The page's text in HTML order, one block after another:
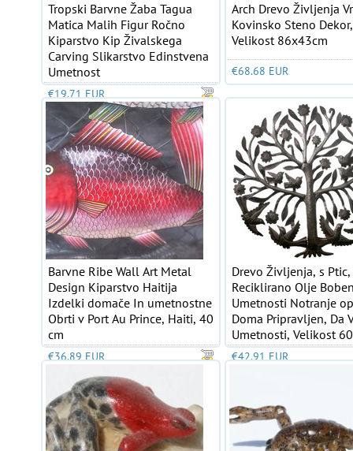
Tropski Barvne Žaba Tagua
Matica Malih Figur Ročno
Kiparstvo Kip Živalskega
Carving Slikarstvo Edinstvena
Umetnost
€19.71 EUR
Arch Drevo Življenja
Kovinsko Steno Dekor,
Velikost 86x43cm
€68.68 EUR
Barvne Ribe Wall Art Metal
Design Kiparstvo Haitija
Izdelki domače In umetnostne
Obrti v Port Au Prince, Haiti, 40
cm
€36.89 EUR
Drevo Življenja, s Ptic,
Reciklirano Olje
Umetnosti Notranje
Doma Pripravljen, Da
Umetnosti, Velikost
€42.91 EUR